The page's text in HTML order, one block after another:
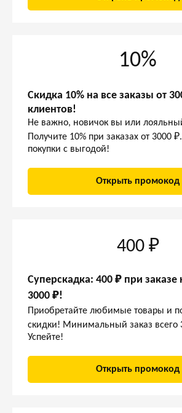
10%
Скидка 10% на все заказы от
клиентов!
Не важно, новичок вы или
Получите 10% при заказах от 3000
покупки с выгодой!
Открыть промокод
400 ₽
Суперскадка: 400 ₽ при заказе
3000 ₽!
Приобретайте любимые товары и
скидки! Минимальный заказ всего
Успейте!
Открыть промокод